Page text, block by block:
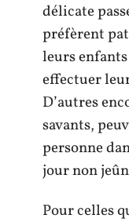
délicate
préfèrent
leurs
effectuer
D’autres
savants,
personne
jour non
Pour celles